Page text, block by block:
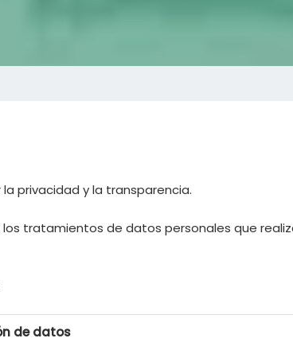
la privacidad y la transparencia.
tratamientos de datos personales que
de datos